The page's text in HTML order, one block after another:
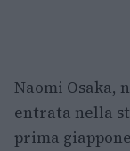
Naomi Osaka,
entrata nella
prima